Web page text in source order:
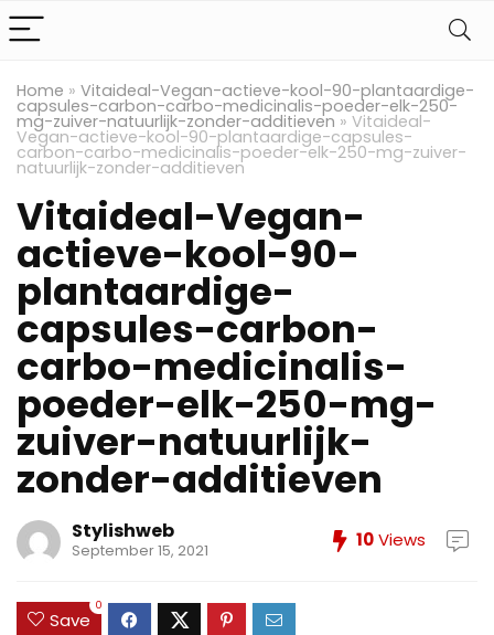
Home » Vitaideal-Vegan-actieve-kool-90-plantaardige-
capsules-carbon-carbo-medicinalis-poeder-elk-250-
mg-zuiver-natuurlijk-zonder-additieven » Vitaideal-
Vegan-actieve-kool-90-plantaardige-capsules-
carbon-carbo-medicinalis-poeder-elk-250-mg-zuiver-
natuurlijk-zonder-additieven
Vitaideal-Vegan-
actieve-kool-90-
plantaardige-
capsules-carbon-
carbo-medicinalis-
poeder-elk-250-mg-
zuiver-natuurlijk-
zonder-additieven
Stylishweb
September 15, 2021 10Views
Save
0